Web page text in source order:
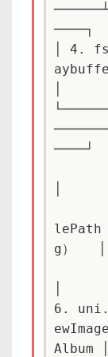
────┐
│ 4.
────┘
lePath
g）   │
6.
Album │